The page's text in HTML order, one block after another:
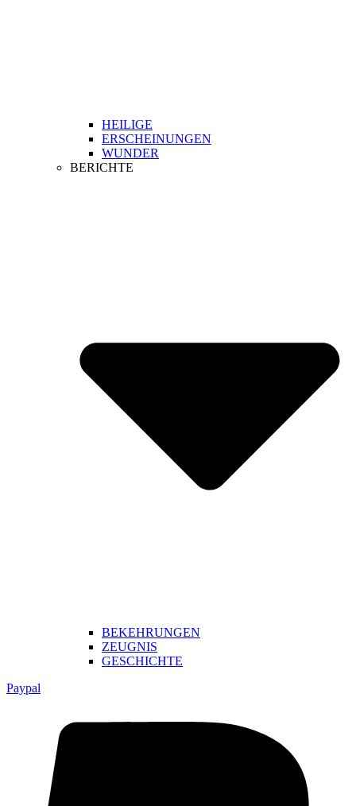
HEILIGE
ERSCHEINUNGEN
WUNDER
BERICHTE
BEKEHRUNGEN
ZEUGNIS
GESCHICHTE
Paypal